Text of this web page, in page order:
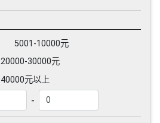
5001-10000元
20000-30000元
40000元以上
-